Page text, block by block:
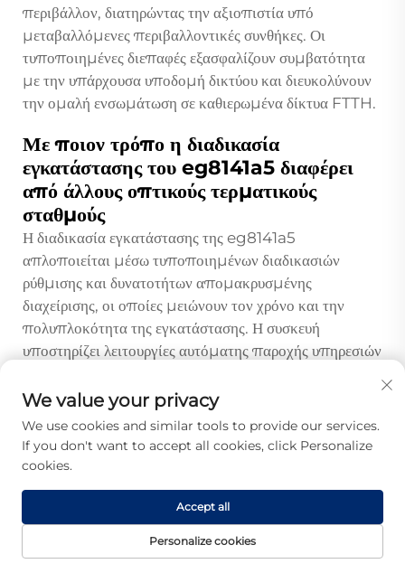
περιβάλλον, διατηρώντας την αξιοπιστία υπό
μεταβαλλόμενες περιβαλλοντικές συνθήκες. Οι
τυποποιημένες διεπαφές εξασφαλίζουν συμβατότητα
με την υπάρχουσα υποδομή δικτύου και διευκολύνουν
την ομαλή ενσωμάτωση σε καθιερωμένα δίκτυα FTTH.
Με ποιον τρόπο η διαδικασία
εγκατάστασης του eg8141a5 διαφέρει
από άλλους οπτικούς τερματικούς
σταθμούς
Η διαδικασία εγκατάστασης της eg8141a5
απλοποιείται μέσω τυποποιημένων διαδικασιών
ρύθμισης και δυνατοτήτων απομακρυσμένης
διαχείρισης, οι οποίες μειώνουν τον χρόνο και την
πολυπλοκότητα της εγκατάστασης. Η συσκευή
υποστηρίζει λειτουργίες αυτόματης παροχής υπηρεσιών
ρύθμιση κατά την εγκατάσταση. Οι ενσωματωμένες
δυνατότητες διάγνωσης επιτρέπουν γρήγορη ανίχνευση
σφαλμάτων και επικύρωση υπηρεσιών χωρίς την
ανάγκη εξειδικευμένου εξοπλισμού δοκιμής. Ο
παράγοντας μορφής και οι επιλογές τοποθέτησης
προσαρμόζονται σε διάφορα σενάρια εγκατάστασης,
διατηρώντας παράλληλα σταθερά χαρακτηριστικά
απόδοσης σε διαφορετικά περιβάλλοντα εγκατάστασης.
We value your privacy
We use cookies and similar tools to provide our services.
If you don't want to accept all cookies, click Personalize
cookies.
Personalize cookies
Accept all